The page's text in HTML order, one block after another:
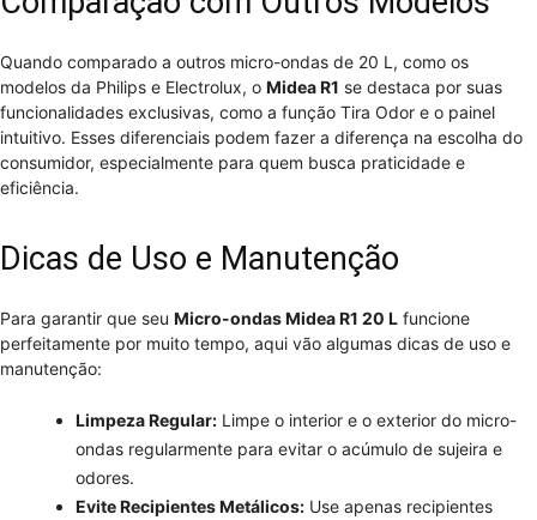
Quando comparado a outros micro-ondas de 20 L, como os
modelos da Philips e Electrolux, o Midea R1 se destaca por suas
funcionalidades exclusivas, como a função Tira Odor e o painel
intuitivo. Esses diferenciais podem fazer a diferença na escolha do
consumidor, especialmente para quem busca praticidade e
eficiência.
Dicas de Uso e Manutenção
Para garantir que seu Micro-ondas Midea R1 20 L funcione
perfeitamente por muito tempo, aqui vão algumas dicas de uso e
manutenção:
Limpeza Regular: Limpe o interior e o exterior do micro-
ondas regularmente para evitar o acúmulo de sujeira e
odores.
Evite Recipientes Metálicos: Use apenas recipientes